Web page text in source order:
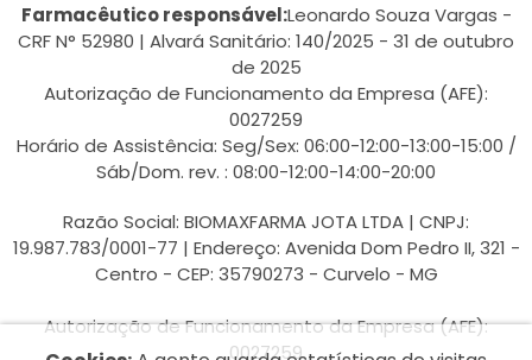
Farmacêutico responsável:Leonardo Souza Vargas -
CRF N° 52980 | Alvará Sanitário: 140/2025 - 31 de outubro
de 2025
Autorização de Funcionamento da Empresa (AFE):
0027259
Horário de Assistência: Seg/Sex: 06:00-12:00-13:00-15:00 /
Sáb/Dom. rev. : 08:00-12:00-14:00-20:00
Razão Social: BIOMAXFARMA JOTA LTDA | CNPJ:
19.987.783/0001-77 | Endereço: Avenida Dom Pedro II, 321 -
Centro - CEP: 35790273 - Curvelo - MG
Autorização de Funcionamento da Empresa (AFE):
0027259